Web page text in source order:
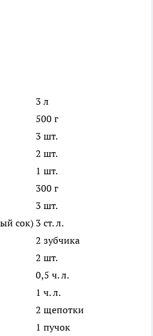
3 л
500 г
3 шт.
2 шт.
1 шт.
300 г
3 шт.
сок) 3 ст. л.
2 зубчика
2 шт.
0,5 ч. л.
1 ч. л.
2 щепотки
1 пучок